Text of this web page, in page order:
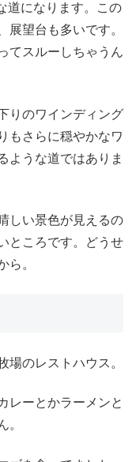
道になります。この
展望台も多いです。
てスルーしちゃうん
りのワインディング
もさらに穏やかなワ
ような道ではありま
しい景色が見えるの
ところです。どうせ
ら。
場のレストハウス。
レーとかラーメンと
。